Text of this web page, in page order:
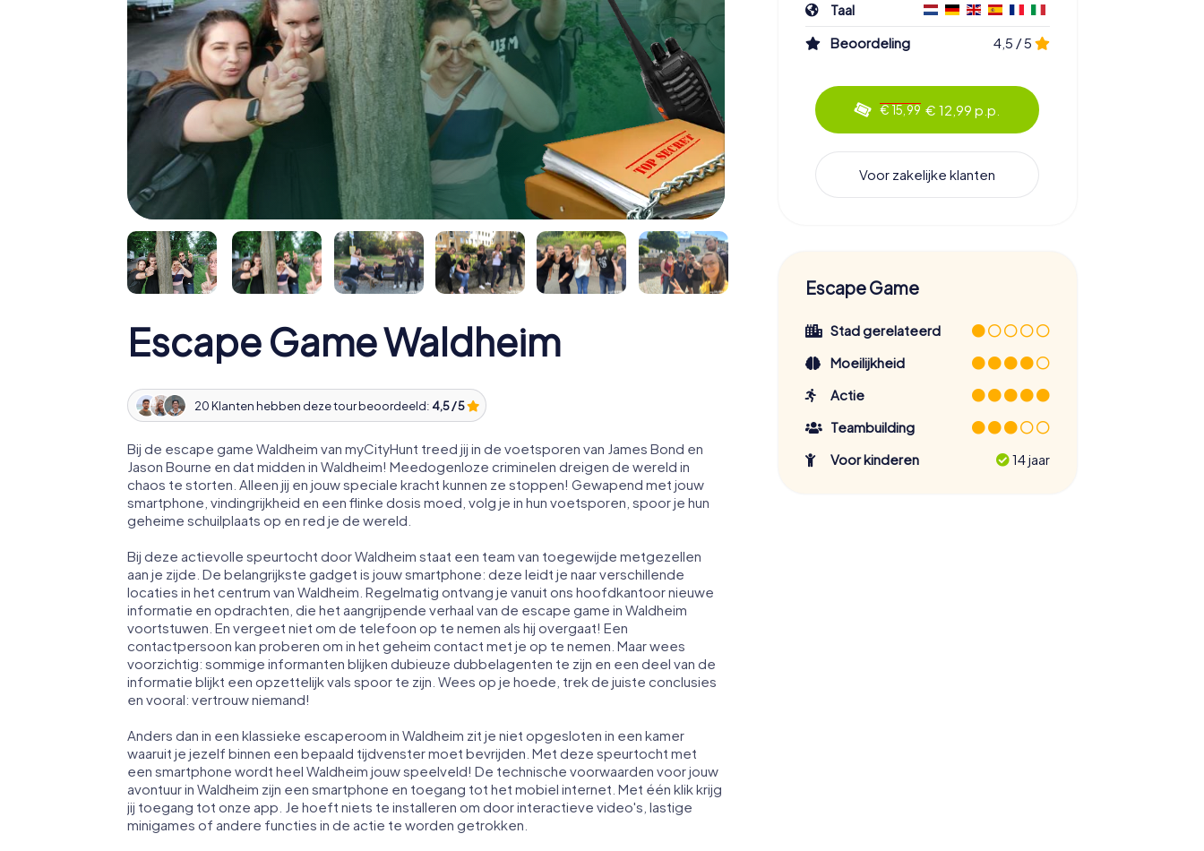
Escape Game Waldheim
20 Klanten hebben deze tour beoordeeld: 4,5 / 5
Bij de escape game Waldheim van myCityHunt treed jij in de voetsporen van James Bond en
Jason Bourne en dat midden in Waldheim! Meedogenloze criminelen dreigen de wereld in
chaos te storten. Alleen jij en jouw speciale kracht kunnen ze stoppen! Gewapend met jouw
smartphone, vindingrijkheid en een flinke dosis moed, volg je in hun voetsporen, spoor je hun
geheime schuilplaats op en red je de wereld.
Bij deze actievolle speurtocht door Waldheim staat een team van toegewijde metgezellen
aan je zijde. De belangrijkste gadget is jouw smartphone: deze leidt je naar verschillende
locaties in het centrum van Waldheim. Regelmatig ontvang je vanuit ons hoofdkantoor nieuwe
informatie en opdrachten, die het aangrijpende verhaal van de escape game in Waldheim
voortstuwen. En vergeet niet om de telefoon op te nemen als hij overgaat! Een
contactpersoon kan proberen om in het geheim contact met je op te nemen. Maar wees
voorzichtig: sommige informanten blijken dubieuze dubbelagenten te zijn en een deel van de
informatie blijkt een opzettelijk vals spoor te zijn. Wees op je hoede, trek de juiste conclusies
en vooral: vertrouw niemand!
Anders dan in een klassieke escaperoom in Waldheim zit je niet opgesloten in een kamer
waaruit je jezelf binnen een bepaald tijdvenster moet bevrijden. Met deze speurtocht met
een smartphone wordt heel Waldheim jouw speelveld! De technische voorwaarden voor jouw
avontuur in Waldheim zijn een smartphone en toegang tot het mobiel internet. Met één klik krijg
jij toegang tot onze app. Je hoeft niets te installeren om door interactieve video's, lastige
minigames of andere functies in de actie te worden getrokken.
Taal
Beoordeling
4,5 / 5
€ 15,99 € 12,99 p.p.
Voor zakelijke klanten
Escape Game
Stad gerelateerd
Moeilijkheid
Actie
Teambuilding
Voor kinderen
14 jaar